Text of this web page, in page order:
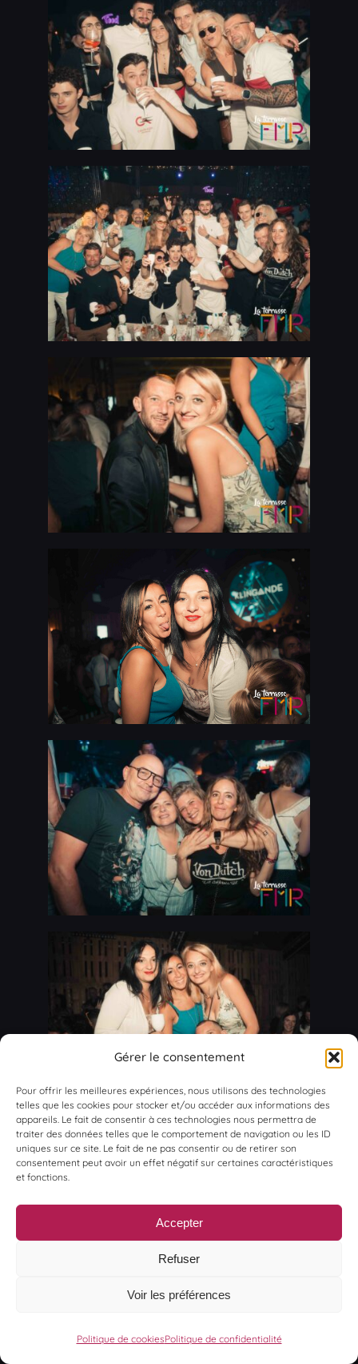
Gérer le consentement
Pour offrir les meilleures expériences, nous utilisons des technologies
telles que les cookies pour stocker et/ou accéder aux informations des
appareils. Le fait de consentir à ces technologies nous permettra de
traiter des données telles que le comportement de navigation ou les ID
uniques sur ce site. Le fait de ne pas consentir ou de retirer son
consentement peut avoir un effet négatif sur certaines caractéristiques
et fonctions.
Accepter
Refuser
Voir les préférences
Politique de cookiesPolitique de confidentialité